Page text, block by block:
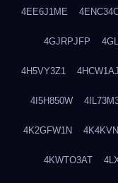
4EE6J1ME
4GJRPJFP
4H5VY3Z1
4I5H850W
4K2GFW1N
4KWTO3AT